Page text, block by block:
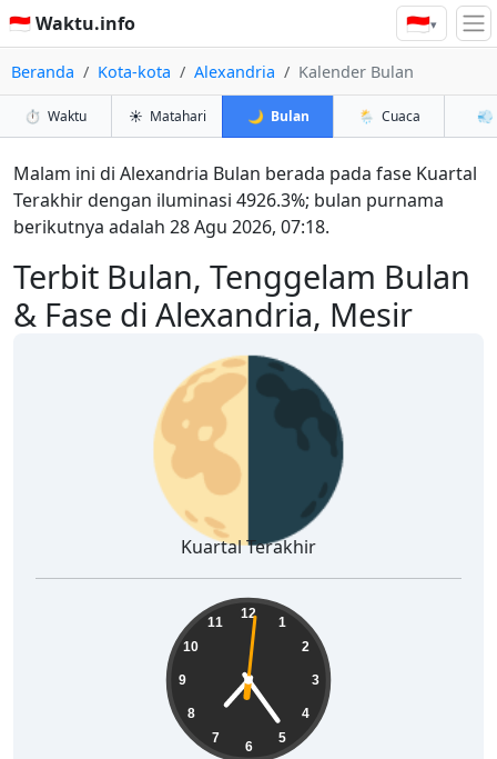
🇮🇩 Waktu.info 🇮🇩▾
Beranda Kota-kota Alexandria Kalender Bulan
⏱️ Waktu ☀️ Matahari 🌙 Bulan 🌦️ Cuaca 💨
Terbit Bulan, Tenggelam Bulan
& Fase di Alexandria, Mesir
Malam ini di Alexandria Bulan berada pada fase Kuartal
Terakhir dengan iluminasi 4926.3%; bulan purnama
berikutnya adalah 28 Agu 2026, 07:18.
🌗
Kuartal Terakhir
12
1
2
3
4
5
6
7
8
9
10
11